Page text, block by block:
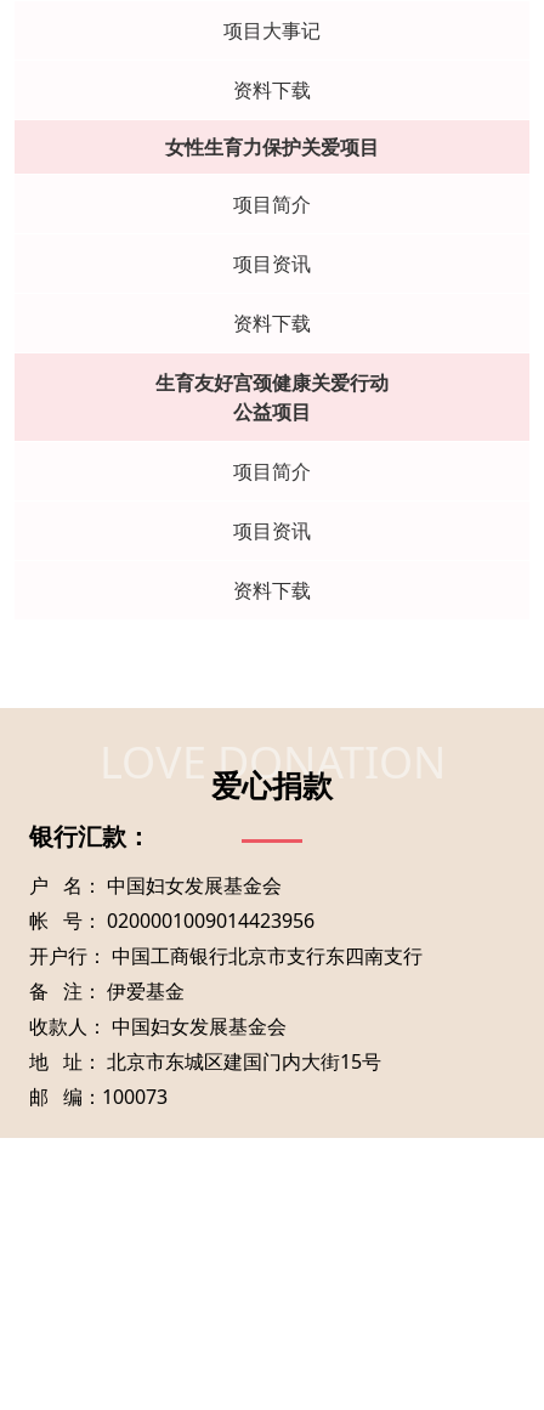
项目大事记
资料下载
女性生育力保护关爱项目
项目简介
项目资讯
资料下载
生育友好宫颈健康关爱行动
公益项目
项目简介
项目资讯
资料下载
LOVE DONATION
爱心捐款
银行汇款：
户 名： 中国妇女发展基金会
帐 号： 0200001009014423956
开户行： 中国工商银行北京市支行东四南支行
备 注： 伊爱基金
收款人： 中国妇女发展基金会
地 址： 北京市东城区建国门内大街15号
邮 编：100073